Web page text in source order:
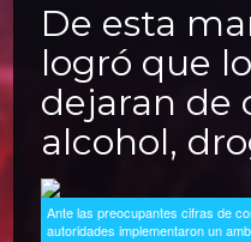
De esta
logró que
dejaran de
alcohol,
Ante las preocupantes cifras de
autoridades implementaron un